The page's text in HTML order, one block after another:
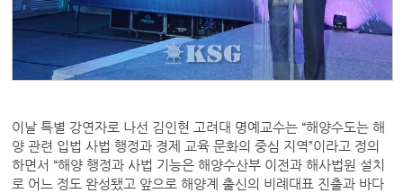
이날 특별 강연자로 나선 김인현 고려대 명예교수는 “해양수도는 해
양 관련 입법 사법 행정과 경제 교육 문화의 중심 지역”이라고 정의
하면서 “해양 행정과 사법 기능은 해양수산부 이전과 해사법원 설치
로 어느 정도 완성됐고 앞으로 해양계 출신의 비례대표 진출과 바다